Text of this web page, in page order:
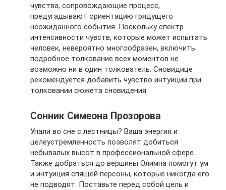
чувства, сопровождающие процесс,
предугадывают ориентацию грядущего
неожиданного события. Поскольку спектр
интенсивности чувств, которые может испытать
человек, невероятно многообразен, включить
подробное толкование всех моментов не
возможно ни в один толкователь. Сновидице
рекомендуется добавить чувство интуиции при
толковании сюжета сновидения.
Сонник Симеона Прозорова
Упали во сне с лестницы? Ваша энергия и
целеустремленность позволят добиться
небывалых высот в профессиональной сфере.
Также добраться до вершины Олимпа помогут ум
и интуиция спящей персоны, которые никогда его
не подводят. Поставьте перед собой цель и